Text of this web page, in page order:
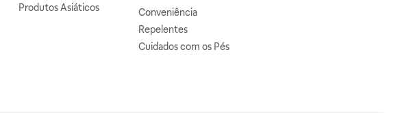
Produtos Asiáticos
Conveniência
Repelentes
Cuidados com os Pés